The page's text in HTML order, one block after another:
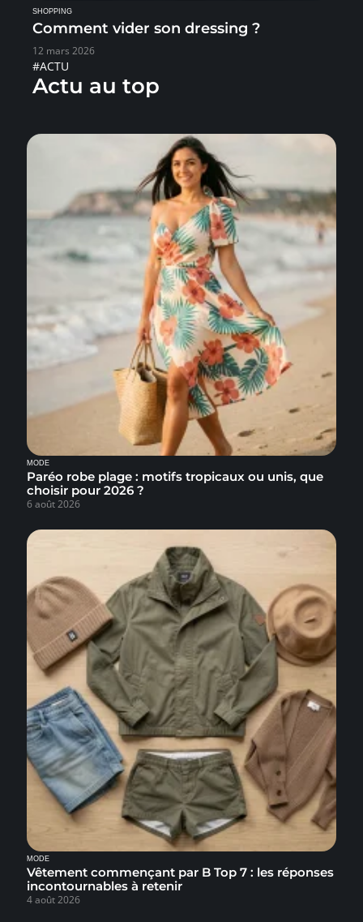
SHOPPING
Comment vider son dressing ?
12 mars 2026
#ACTU
Actu au top
MODE
Paréo robe plage : motifs tropicaux ou unis, que
choisir pour 2026 ?
6 août 2026
MODE
Vêtement commençant par B Top 7 : les réponses
incontournables à retenir
4 août 2026